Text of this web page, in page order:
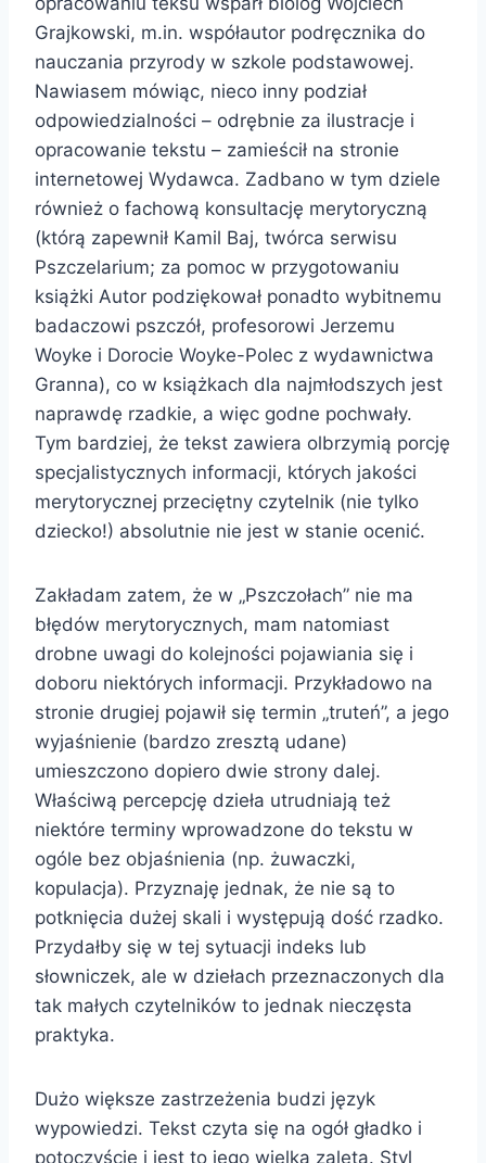
Grajkowski, m.in. współautor podręcznika do
nauczania przyrody w szkole podstawowej.
Nawiasem mówiąc, nieco inny podział
odpowiedzialności – odrębnie za ilustracje i
opracowanie tekstu – zamieścił na stronie
internetowej Wydawca. Zadbano w tym dziele
również o fachową konsultację merytoryczną
(którą zapewnił Kamil Baj, twórca serwisu
Pszczelarium; za pomoc w przygotowaniu
książki Autor podziękował ponadto wybitnemu
badaczowi pszczół, profesorowi Jerzemu
Woyke i Dorocie Woyke-Polec z wydawnictwa
Granna), co w książkach dla najmłodszych jest
naprawdę rzadkie, a więc godne pochwały.
Tym bardziej, że tekst zawiera olbrzymią porcję
specjalistycznych informacji, których jakości
merytorycznej przeciętny czytelnik (nie tylko
dziecko!) absolutnie nie jest w stanie ocenić.
Zakładam zatem, że w „Pszczołach” nie ma
błędów merytorycznych, mam natomiast
drobne uwagi do kolejności pojawiania się i
doboru niektórych informacji. Przykładowo na
stronie drugiej pojawił się termin „truteń”, a jego
wyjaśnienie (bardzo zresztą udane)
umieszczono dopiero dwie strony dalej.
Właściwą percepcję dzieła utrudniają też
niektóre terminy wprowadzone do tekstu w
ogóle bez objaśnienia (np. żuwaczki,
kopulacja). Przyznaję jednak, że nie są to
potknięcia dużej skali i występują dość rzadko.
Przydałby się w tej sytuacji indeks lub
słowniczek, ale w dziełach przeznaczonych dla
tak małych czytelników to jednak nieczęsta
praktyka.
Dużo większe zastrzeżenia budzi język
wypowiedzi. Tekst czyta się na ogół gładko i
potoczyście i jest to jego wielka zaleta. Styl